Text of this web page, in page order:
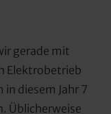
gerade mit
Elektrobetrieb
diesem Jahr 7
Üblicherweise